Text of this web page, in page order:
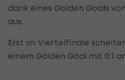
dank eines Golden Goals
aus.
Erst im Viertelfinale
einem Golden Goal mit 0:1